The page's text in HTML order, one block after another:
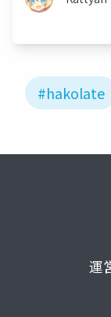
#hakolate
運